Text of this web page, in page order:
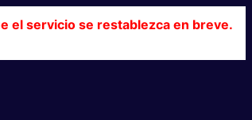
el servicio se restablezca en breve.